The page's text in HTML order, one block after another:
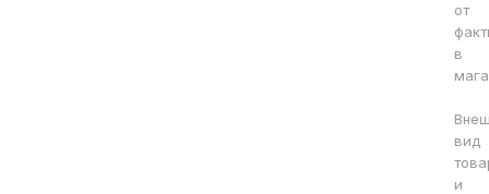
от
в
вид
и